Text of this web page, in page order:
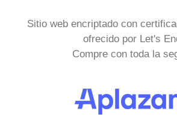
Sitio web encriptado con
ofrecido por Let's
Compre con toda la